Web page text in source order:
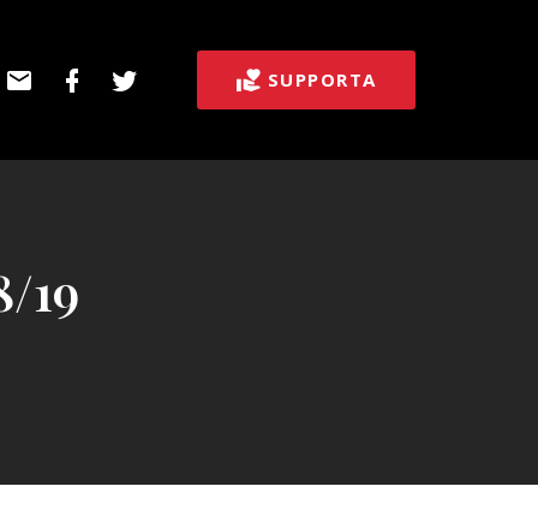
post
Facebook SUPPORTA
19